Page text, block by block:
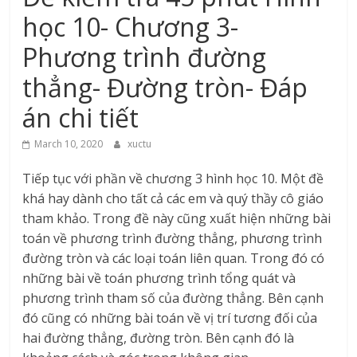
học 10- Chương 3-
Phương trình đường
thẳng- Đường tròn- Đáp
án chi tiết
March 10, 2020 xuctu
Tiếp tục với phần về chương 3 hình học 10. Một đề
khá hay dành cho tất cả các em và quý thầy cô giáo
tham khảo. Trong đề này cũng xuất hiện những bài
toán về phương trình đường thẳng, phương trình
đường tròn và các loại toán liên quan. Trong đó có
những bài về toán phương trình tổng quát và
phương trình tham số của đường thẳng. Bên cạnh
đó cũng có những bài toán về vị trí tương đối của
hai đường thẳng, đường tròn. Bên cạnh đó là